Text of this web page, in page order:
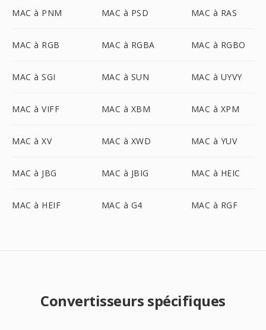
MAC à PNM MAC à PSD MAC à RAS
MAC à RGB MAC à RGBA MAC à RGBO
MAC à SGI MAC à SUN MAC à UYVY
MAC à VIFF MAC à XBM MAC à XPM
MAC à XV MAC à XWD MAC à YUV
MAC à JBG MAC à JBIG MAC à HEIC
MAC à HEIF MAC à G4 MAC à RGF
Convertisseurs spécifiques